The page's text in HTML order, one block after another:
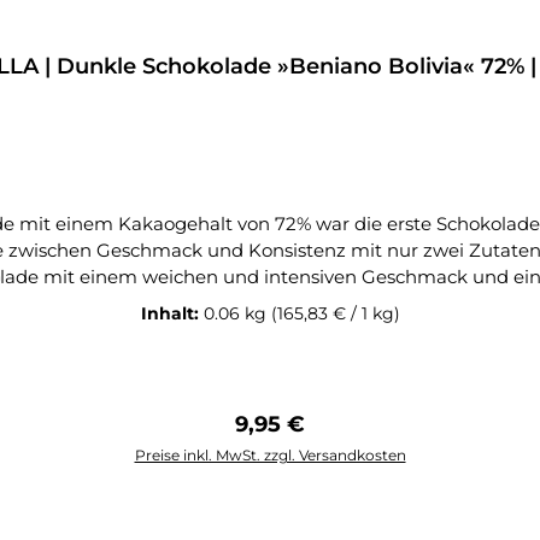
| Dunkle Schokolade »Beniano Bolivia« 72%
Geschmack und Konsistenz mit nur zwei
weichen und intensiven Geschmack und einer sehr niedrigen
einem langen Nachgeschmack. Die Bohnen der 72%
Säure und Geschmacksnoten von Kaffee und Erdnüssen
Die Produktion von Oialla trägt zur
wachsen.Kakaoherkunft Bolivien, nordöstlicher Provinz
Inhalt: 0.06 kg (165,83 € / 1 kg)
Regulärer Preis:
9,95 €
Preise inkl. MwSt. zzgl. Versandkosten